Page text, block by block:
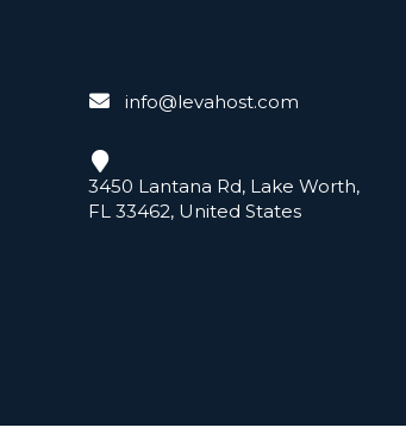
info@levahost.com
3450 Lantana Rd, Lake Worth,
FL 33462, United States